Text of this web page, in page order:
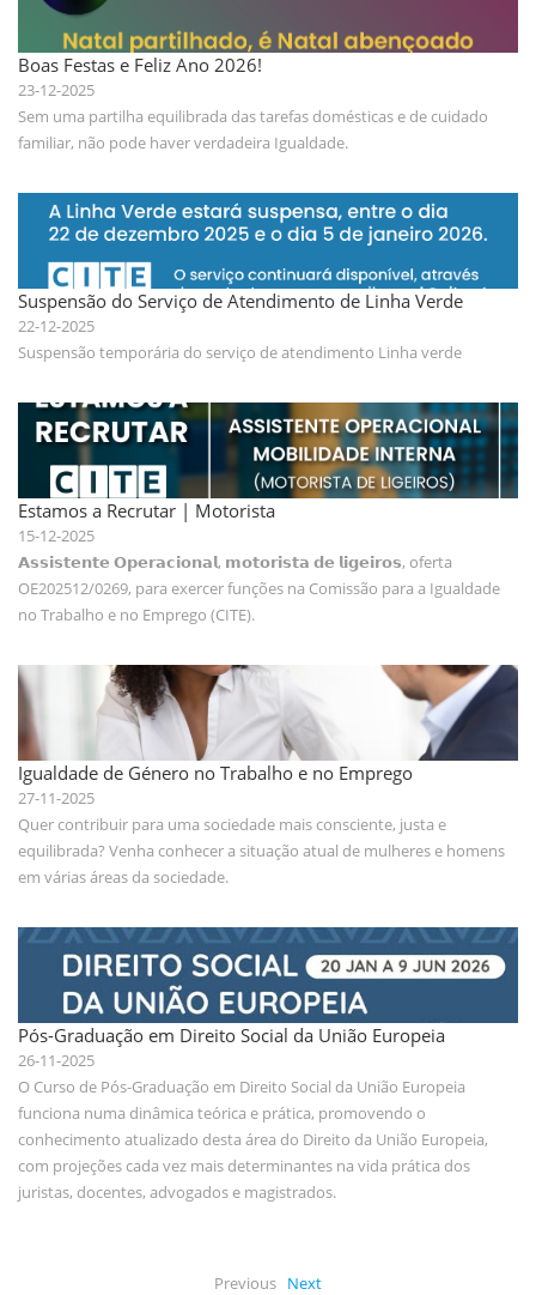
Boas Festas e Feliz Ano 2026!
23-12-2025
Sem uma partilha equilibrada das tarefas domésticas e de cuidado
familiar, não pode haver verdadeira Igualdade.
Suspensão do Serviço de Atendimento de Linha Verde
22-12-2025
Suspensão temporária do serviço de atendimento Linha verde
Estamos a Recrutar | Motorista
15-12-2025
𝗔𝘀𝘀𝗶𝘀𝘁𝗲𝗻𝘁𝗲 𝗢𝗽𝗲𝗿𝗮𝗰𝗶𝗼𝗻𝗮𝗹, 𝗺𝗼𝘁𝗼𝗿𝗶𝘀𝘁𝗮 𝗱𝗲 𝗹𝗶𝗴𝗲𝗶𝗿𝗼𝘀, oferta
OE202512/0269, para exercer funções na Comissão para a Igualdade
no Trabalho e no Emprego (CITE).
Igualdade de Género no Trabalho e no Emprego
27-11-2025
Quer contribuir para uma sociedade mais consciente, justa e
equilibrada? Venha conhecer a situação atual de mulheres e homens
em várias áreas da sociedade.
Pós-Graduação em Direito Social da União Europeia
26-11-2025
O Curso de Pós-Graduação em Direito Social da União Europeia
funciona numa dinâmica teórica e prática, promovendo o
conhecimento atualizado desta área do Direito da União Europeia,
com projeções cada vez mais determinantes na vida prática dos
juristas, docentes, advogados e magistrados.
Previous Next